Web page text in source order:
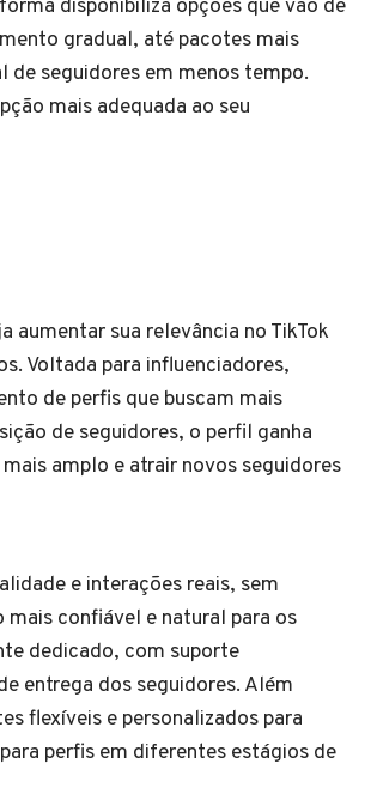
disponibiliza opções que vão de
gradual, até pacotes mais
seguidores em menos tempo.
mais adequada ao seu
aumentar sua relevância no TikTok
Voltada para influenciadores,
de perfis que buscam mais
de seguidores, o perfil ganha
amplo e atrair novos seguidores
e interações reais, sem
confiável e natural para os
dedicado, com suporte
entrega dos seguidores. Além
flexíveis e personalizados para
perfis em diferentes estágios de